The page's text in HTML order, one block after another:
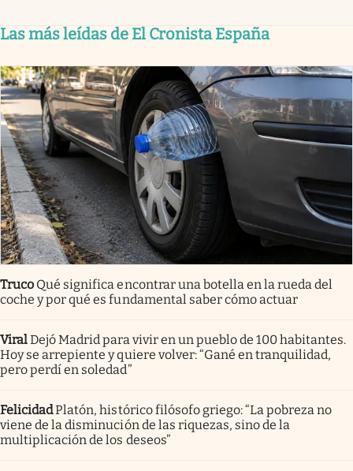
Las más leídas de El Cronista España
Truco Qué significa encontrar una botella en la rueda del
coche y por qué es fundamental saber cómo actuar
ViralDejó Madrid para vivir en un pueblo de 100 habitantes.
Hoy se arrepiente y quiere volver: “Gané en tranquilidad,
pero perdí en soledad”
FelicidadPlatón, histórico filósofo griego: “La pobreza no
viene de la disminución de las riquezas, sino de la
multiplicación de los deseos”